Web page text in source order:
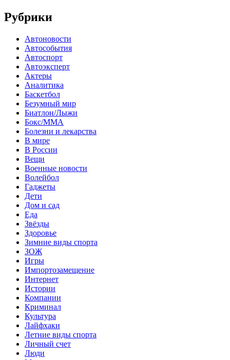
Рубрики
Автоновости
Автособытия
Автоспорт
Автоэксперт
Актеры
Аналитика
Баскетбол
Безумный мир
Биатлон/Лыжи
Бокс/MMA
Болезни и лекарства
В мире
В России
Вещи
Военные новости
Волейбол
Гаджеты
Дети
Дом и сад
Еда
Звёзды
Здоровье
Зимние виды спорта
ЗОЖ
Игры
Импортозамещение
Интернет
Истории
Компании
Криминал
Культура
Лайфхаки
Летние виды спорта
Личный счет
Люди